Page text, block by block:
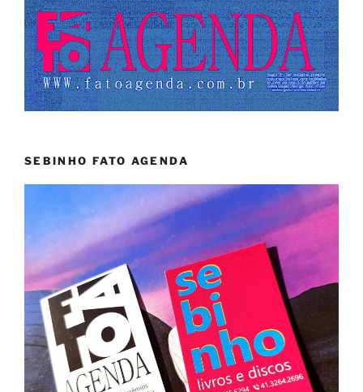
SEBINHO FATO AGENDA